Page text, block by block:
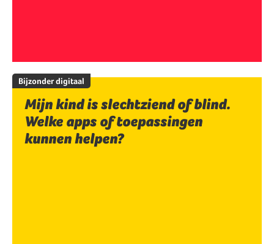
Bijzonder digitaal
Mijn kind is slechtziend of blind.
Welke apps of toepassingen
kunnen helpen?